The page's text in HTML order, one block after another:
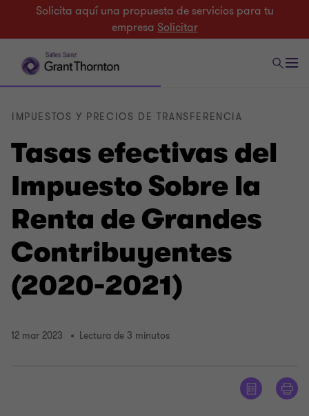
Solicita aquí una propuesta de servicios para tu
empresa Solicitar
Tasas efectivas del
Impuesto Sobre la
Renta de Grandes
Contribuyentes
(2020-2021)
IMPUESTOS Y PRECIOS DE TRANSFERENCIA
12 mar 2023 Lectura de 3 minutos